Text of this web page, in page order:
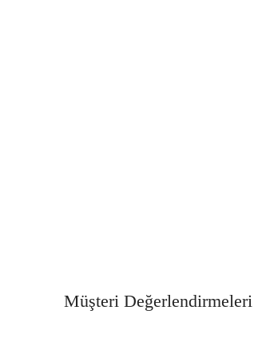
Müşteri Değerlendirmeleri